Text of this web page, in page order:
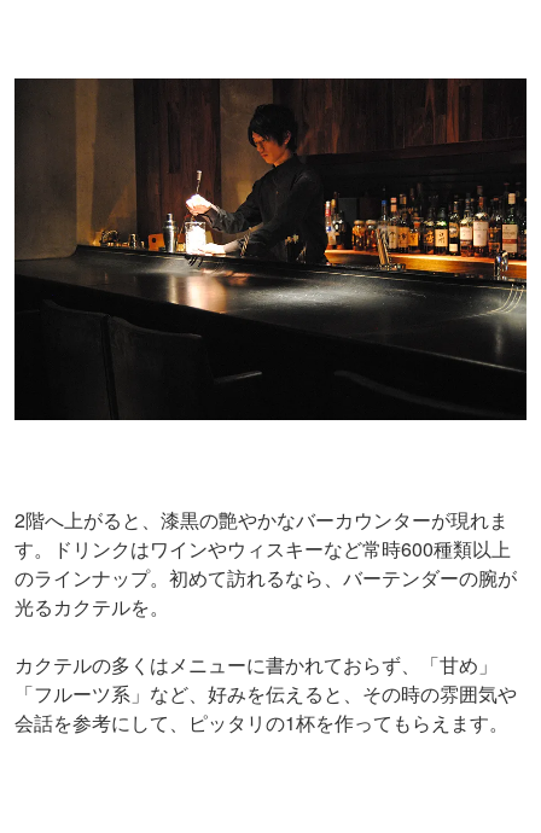
2階へ上がると、漆黒の艶やかなバーカウンターが現れま
す。ドリンクはワインやウィスキーなど常時600種類以上
のラインナップ。初めて訪れるなら、バーテンダーの腕が
光るカクテルを。
カクテルの多くはメニューに書かれておらず、「甘め」
「フルーツ系」など、好みを伝えると、その時の雰囲気や
会話を参考にして、ピッタリの1杯を作ってもらえます。